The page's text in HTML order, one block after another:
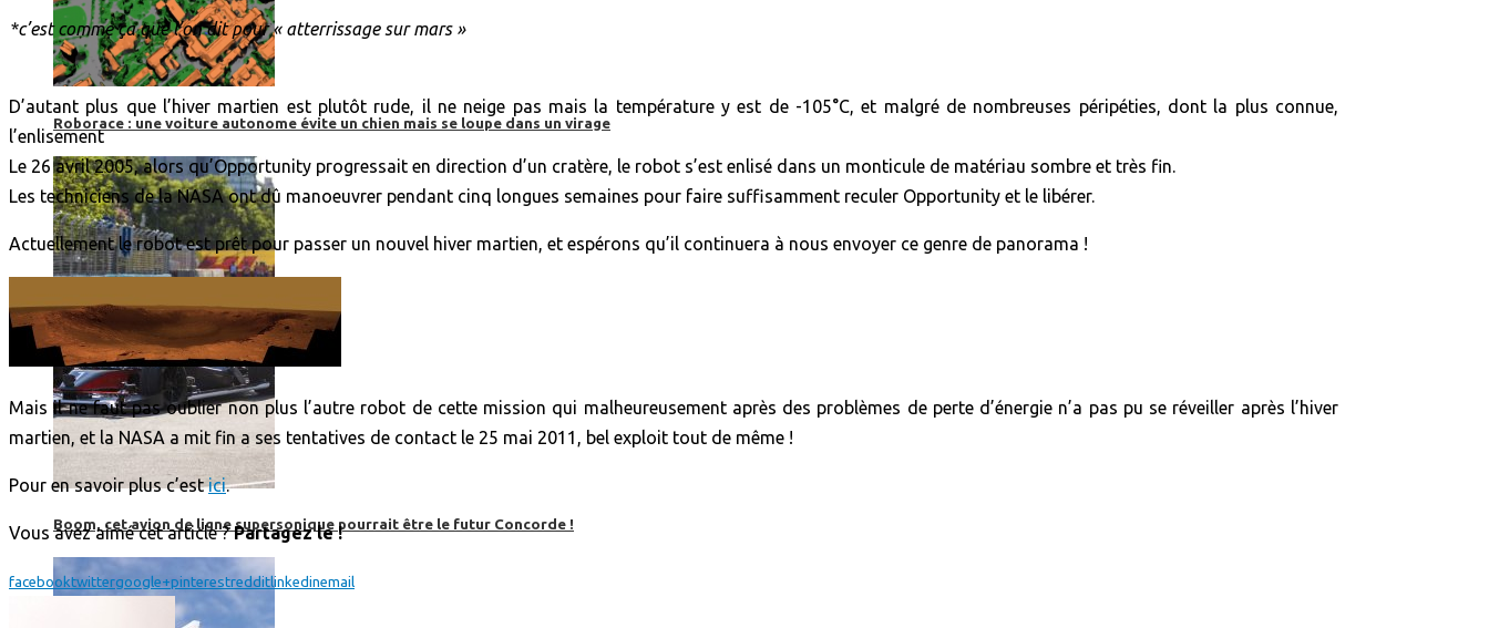
Roborace : une voiture autonome évite un chien mais se loupe dans un virage
Boom, cet avion de ligne supersonique pourrait être le futur Concorde !
*c’est comme ça que l’on dit pour « atterrissage sur mars »
D’autant plus que l’hiver martien est plutôt rude, il ne neige pas mais la température y est de -105°C, et malgré de nombreuses péripéties, dont la plus connue,
l’enlisement
Le 26 avril 2005, alors qu’Opportunity progressait en direction d’un cratère, le robot s’est enlisé dans un monticule de matériau sombre et très fin.
Les techniciens de la NASA ont dû manoeuvrer pendant cinq longues semaines pour faire suffisamment reculer Opportunity et le libérer.
Actuellement le robot est prêt pour passer un nouvel hiver martien, et espérons qu’il continuera à nous envoyer ce genre de panorama !
Mais il ne faut pas oublier non plus l’autre robot de cette mission qui malheureusement après des problèmes de perte d’énergie n’a pas pu se réveiller après l’hiver
martien, et la NASA a mit fin a ses tentatives de contact le 25 mai 2011, bel exploit tout de même !
Pour en savoir plus c’estici.
Vous avez aimé cet article ?Partagez le !
facebooktwittergoogle+pinterestredditlinkedinemail